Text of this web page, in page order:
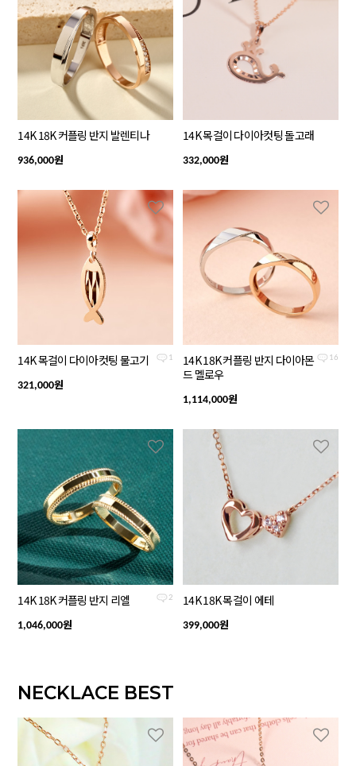
14K 18K 커플링 반지 발렌티나
936,000원
14K 목걸이 다이아컷팅 돌고래
332,000원
1
14K 목걸이 다이아컷팅 물고기
321,000원
16
14K 18K 커플링 반지 다이아몬
드 멜로우
1,114,000원
2
14K 18K 커플링 반지 리엘
1,046,000원
14K 18K 목걸이 에테
399,000원
NECKLACE BEST